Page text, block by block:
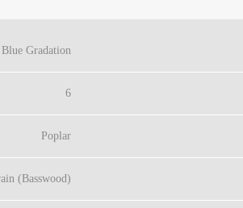
Blue Gradation
6
Poplar
(Basswood)